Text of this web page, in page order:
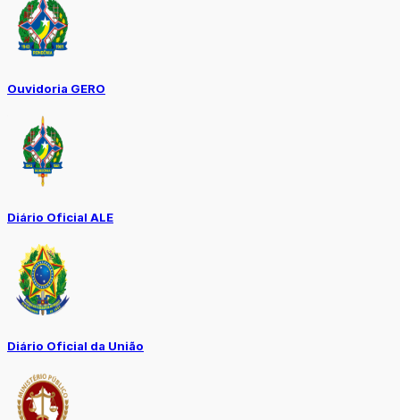
Ouvidoria GERO
Diário Oficial ALE
Diário Oficial da União